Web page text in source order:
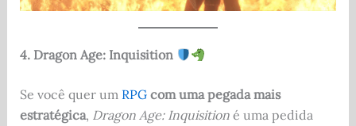
4. Dragon Age: Inquisition
Se você quer um RPG com uma pegada mais
estratégica, Dragon Age: Inquisitioné uma pedida